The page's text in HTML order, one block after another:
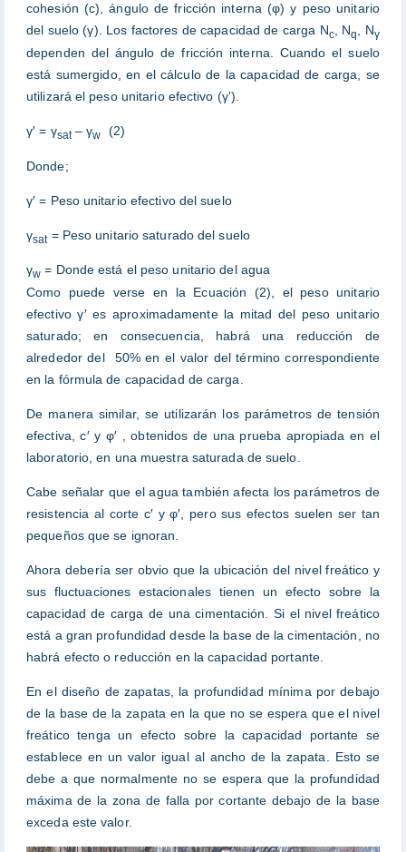
cohesión (c), ángulo de fricción interna (φ) y peso unitario
del suelo (γ). Los factores de capacidad de carga Nc, Nq , Nγ
dependen del ángulo de fricción interna. Cuando el suelo
está sumergido, en el cálculo de la capacidad de carga, se
utilizará el peso unitario efectivo (γ').
γ′ = γsat– γw (2)
Donde;
γ′ = Peso unitario efectivo del suelo
γsat= Peso unitario saturado del suelo
γw = Donde está el peso unitario del agua
Como puede verse en la Ecuación (2), el peso unitario
efectivo γ′ es aproximadamente la mitad del peso unitario
saturado; en consecuencia, habrá una reducción de
alrededor del 50% en el valor del término correspondiente
en la fórmula de capacidad de carga.
De manera similar, se utilizarán los parámetros de tensión
efectiva, c′ y φ′ , obtenidos de una prueba apropiada en el
laboratorio, en una muestra saturada de suelo.
Cabe señalar que el agua también afecta los parámetros de
resistencia al corte c′ y φ′, pero sus efectos suelen ser tan
pequeños que se ignoran.
Ahora debería ser obvio que la ubicación del nivel freático y
sus fluctuaciones estacionales tienen un efecto sobre la
capacidad de carga de una cimentación. Si el nivel freático
está a gran profundidad desde la base de la cimentación, no
habrá efecto o reducción en la capacidad portante.
En el diseño de zapatas, la profundidad mínima por debajo
de la base de la zapata en la que no se espera que el nivel
freático tenga un efecto sobre la capacidad portante se
establece en un valor igual al ancho de la zapata. Esto se
debe a que normalmente no se espera que la profundidad
máxima de la zona de falla por cortante debajo de la base
exceda este valor.